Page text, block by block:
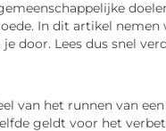
In dit artikel nemen
door. Lees dus snel
van het runnen van een
geldt voor het